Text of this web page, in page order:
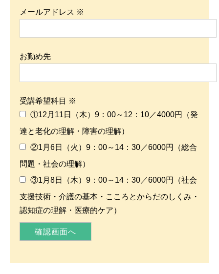
メールアドレス ※
お勤め先
受講希望科目 ※
①12月11日（木）9：00～12：10／4000円（発
達と老化の理解・障害の理解）
②1月6日（火）9：00～14：30／6000円（総合
問題・社会の理解）
③1月8日（木）9：00～14：30／6000円（社会
支援技術・介護の基本・こころとからだのしくみ・
認知症の理解・医療的ケア）